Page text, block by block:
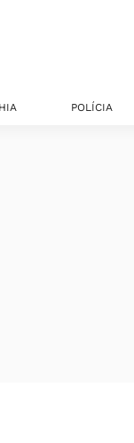
POLÍCIA